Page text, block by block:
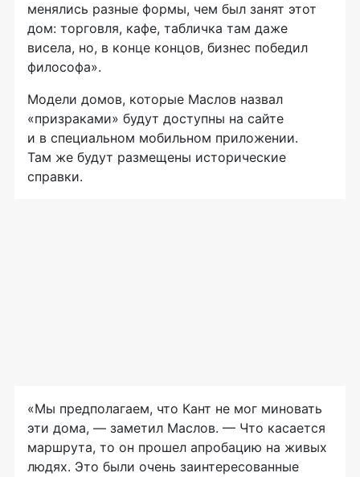
менялись разные формы, чем был занят этот
дом: торговля, кафе, табличка там даже
висела, но, в конце концов, бизнес победил
философа».
Модели домов, которые Маслов назвал
«призраками» будут доступны на сайте
и в специальном мобильном приложении.
Там же будут размещены исторические
справки.
«Мы предполагаем, что Кант не мог миновать
эти дома, — заметил Маслов. — Что касается
маршрута, то он прошел апробацию на живых
людях. Это были очень заинтересованные